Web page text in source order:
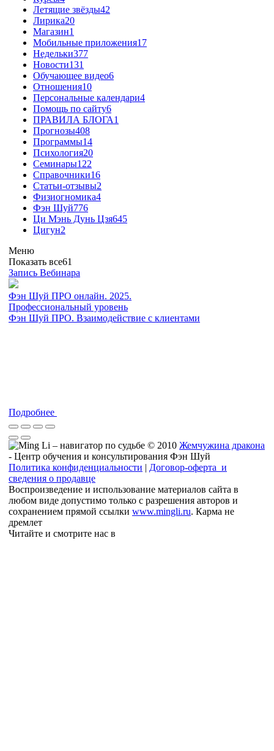
Летящие звёзды42
Лирика20
Магазин1
Мобильные приложения17
Недельки377
Новости131
Обучающее видео6
Отношения10
Персональные календари4
Помощь по сайту6
ПРАВИЛА БЛОГА1
Прогнозы408
Программы14
Психология20
Семинары122
Справочники16
Статьи-отзывы2
Физиогномика4
Фэн Шуй776
Ци Мэнь Дунь Цзя645
Цигун2
Меню
Показать все61
Запись Вебинара
Фэн Шуй ПРО онлайн. 2025.
Профессиональный уровень
Фэн Шуй ПРО. Взаимодействие с клиентами
Подробнее
© 2010 Жемчужина дракона
- Центр обучения и консультирования Фэн Шуй
Политика конфиденциальности | Договор-оферта и
сведения о продавце
Воспроизведение и использование материалов сайта в
любом виде допустимо только с разрешения авторов и
сохранением прямой ссылки www.mingli.ru. Карма не
дремлет
Читайте и смотрите нас в